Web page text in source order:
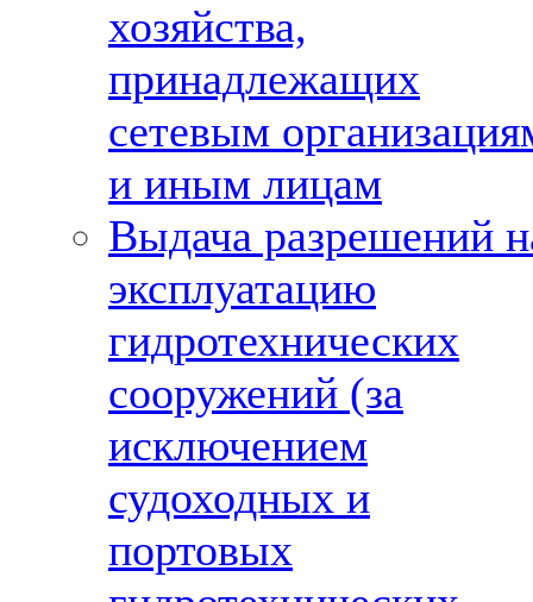
хозяйства,
принадлежащих
сетевым
и иным лицам
Выдача разрешений
эксплуатацию
гидротехнических
сооружений (за
исключением
судоходных и
портовых